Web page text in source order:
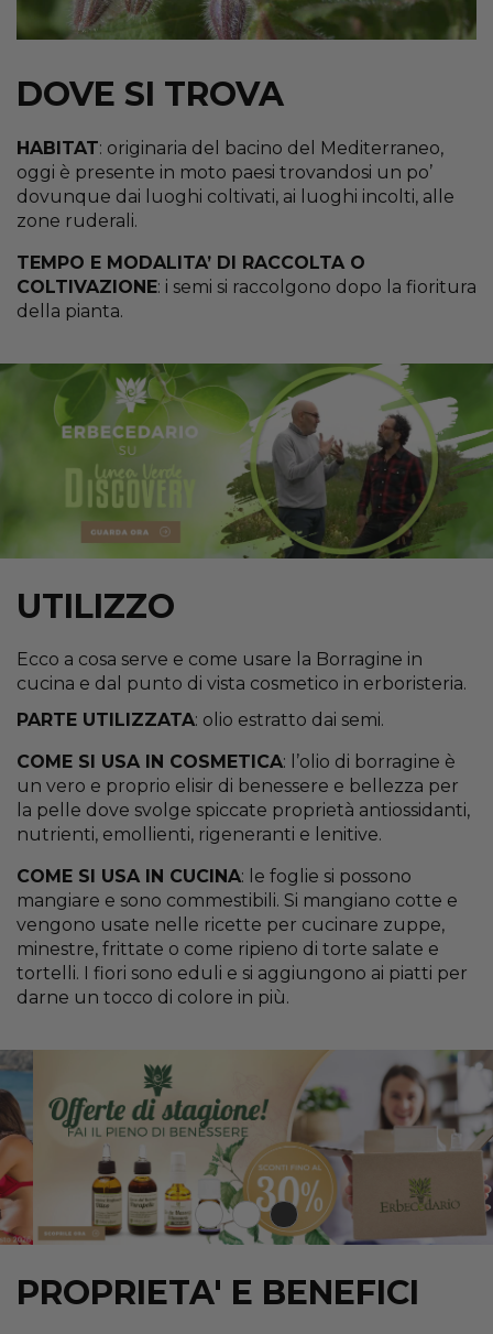
DOVE SI TROVA
HABITAT: originaria del bacino del Mediterraneo,
oggi è presente in moto paesi trovandosi un po’
dovunque dai luoghi coltivati, ai luoghi incolti, alle
zone ruderali.
TEMPO E MODALITA’ DI RACCOLTA O
COLTIVAZIONE: i semi si raccolgono dopo la fioritura
della pianta.
UTILIZZO
Ecco a cosa serve e come usare la Borragine in
cucina e dal punto di vista cosmetico in erboristeria.
PARTE UTILIZZATA: olio estratto dai semi.
COME SI USA IN COSMETICA: l’olio di borragine è
un vero e proprio elisir di benessere e bellezza per
la pelle dove svolge spiccate proprietà antiossidanti,
nutrienti, emollienti, rigeneranti e lenitive.
COME SI USA IN CUCINA: le foglie si possono
mangiare e sono commestibili. Si mangiano cotte e
vengono usate nelle ricette per cucinare zuppe,
minestre, frittate o come ripieno di torte salate e
tortelli. I fiori sono eduli e si aggiungono ai piatti per
darne un tocco di colore in più.
PROPRIETA' E BENEFICI